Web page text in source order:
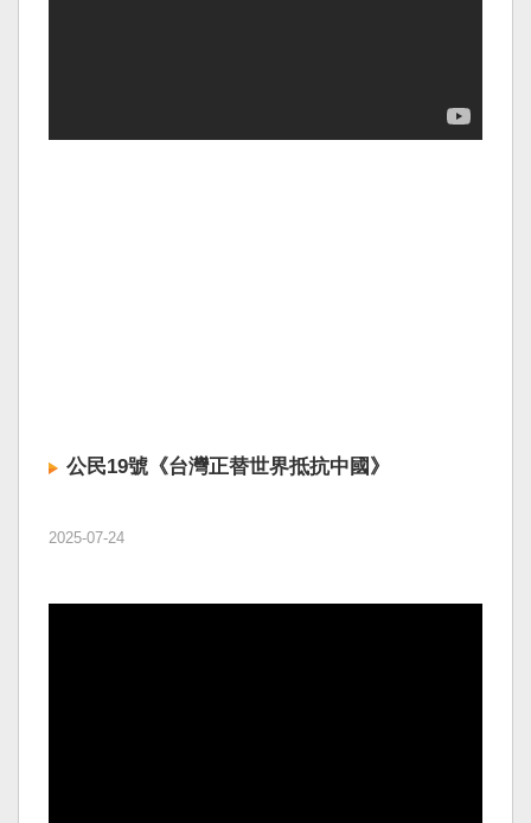
公民19號《台灣正替世界抵抗中國》
2025-07-24